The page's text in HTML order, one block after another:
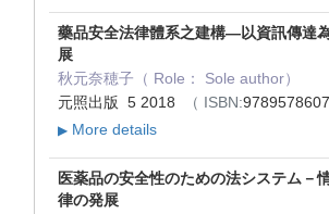
藥品安全法律體系之建構—以資訊傳達
展
秋元奈穂子（ Role： Sole author）
元照出版 5 2018
（ ISBN:
▶ More details
医薬品の安全性のための法システム－
律の発展